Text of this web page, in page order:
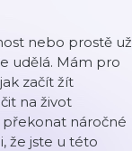
nebo prostě už
udělá. Mám pro
začít žít
na život
překonat náročné
že jste u této